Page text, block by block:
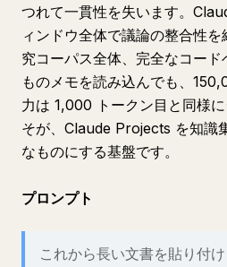
つれて一貫性を失います。
ィンドウ全体で議論の整合性
究コーパス全体、完全なコー
ものメモを読み込んでも、
力は 1,000 トークン目と同様
そが、Claude Projects を知識
なものにする基盤です。
プロンプト
これから長い文書を貼り付